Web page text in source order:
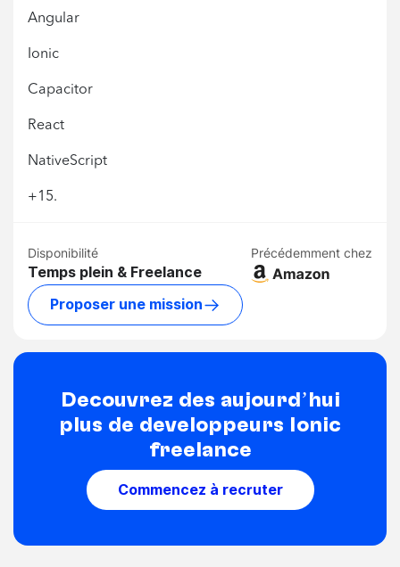
Angular
Ionic
Capacitor
React
NativeScript
+15.
Disponibilité
Temps plein & Freelance
Précédemment chez
Proposer une mission
Découvrez dès aujourd’hui
plus de développeurs Ionic
freelance
Commencez à recruter